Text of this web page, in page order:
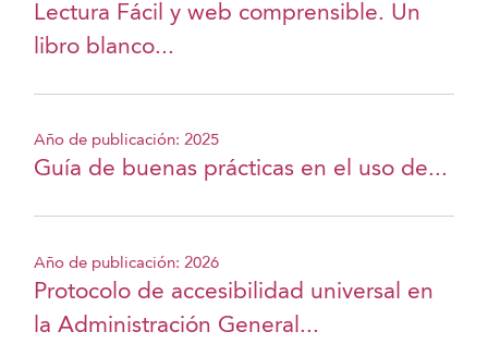
Lectura Fácil y web comprensible. Un
libro blanco...
Año de publicación: 2025
Guía de buenas prácticas en el uso de...
Año de publicación: 2026
Protocolo de accesibilidad universal en
la Administración General...